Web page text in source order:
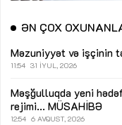
ƏN ÇOX
Məzuniyyət və işçinin
11:54 31 İYUL, 2026
Məşğulluqda yeni
rejimi... MÜSAHİBƏ
12:54 6 AVQUST, 2026